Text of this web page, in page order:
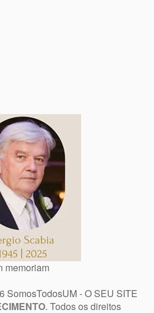
memoriam
SomosTodosUM - O SEU SITE
. Todos os direitos